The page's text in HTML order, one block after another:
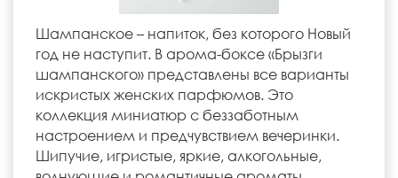
Шампанское – напиток, без которого Новый
год не наступит. В арома-боксе «Брызги
шампанского» представлены все варианты
искристых женских парфюмов. Это
коллекция миниатюр с беззаботным
настроением и предчувствием вечеринки.
Шипучие, игристые, яркие, алкогольные,